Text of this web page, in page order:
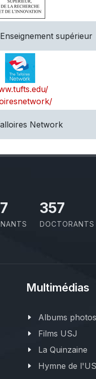
supérieur
Network
437
DOCTORANTS
Multimédias
Albums photos
Films USJ
La Quinzaine
Hymne de